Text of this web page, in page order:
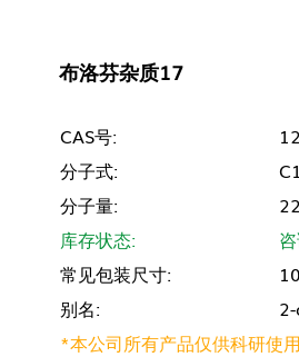
布洛芬杂质17
CAS号:
分子式:
分子量:
库存状态:
常见包装尺寸:
别名:
*本公司所有产品仅供科研使用